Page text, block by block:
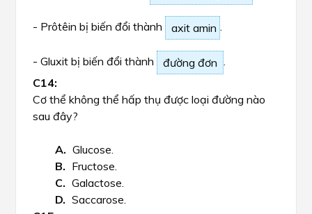
- Prôtêin bị biến đổi thành axit amin .
- Gluxit bị biến đổi thành đường đơn .
Cơ thể không thể hấp thụ được loại đường nào
sau đây?
Glucose.
Fructose.
Galactose.
Saccarose.